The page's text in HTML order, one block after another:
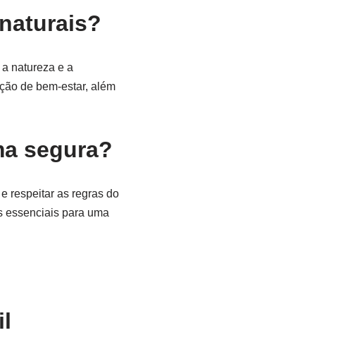
natureza e a
de bem-estar, além
segura?
respeitar as regras do
essenciais para uma